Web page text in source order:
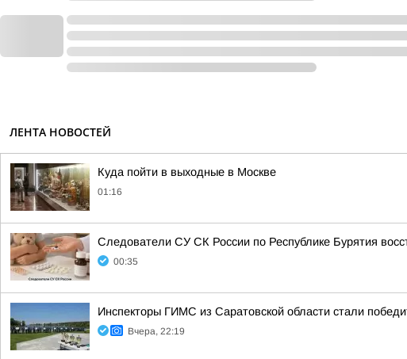
ЛЕНТА НОВОСТЕЙ
Куда пойти в выходные в Москве
01:16
Следователи СУ СК России по Республике Бурятия
00:35
Инспекторы ГИМС из Саратовской области стали
Вчера, 22:19